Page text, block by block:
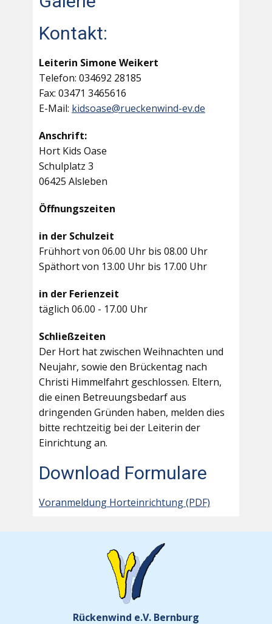
Kontakt:
Leiterin Simone Weikert
Telefon: 034692 28185
Fax: 03471 3465616
E-Mail: kidsoase@rueckenwind-ev.de
Anschrift:
Hort Kids Oase
Schulplatz 3
06425 Alsleben
Öffnungszeiten
in der Schulzeit
Frühhort von 06.00 Uhr bis 08.00 Uhr
Späthort von 13.00 Uhr bis 17.00 Uhr
in der Ferienzeit
täglich 06.00 - 17.00 Uhr
Schließzeiten
Der Hort hat zwischen Weihnachten und
Neujahr, sowie den Brückentag nach
Christi Himmelfahrt geschlossen. Eltern,
die einen Betreuungsbedarf aus
dringenden Gründen haben, melden dies
bitte rechtzeitig bei der Leiterin der
Einrichtung an.
Download Formulare
Voranmeldung Horteinrichtung (PDF)
Rückenwind e.V. Bernburg